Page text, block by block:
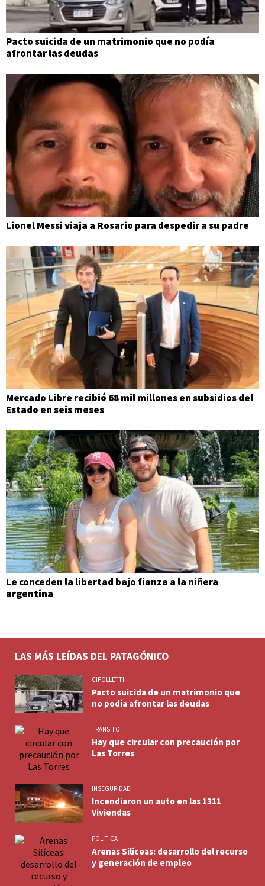
Pacto suicida de un matrimonio que no podía
afrontar las deudas
Lionel Messi viaja a Rosario para despedir a su padre
Mercado Libre recibió 68 mil millones en subsidios del
Estado en seis meses
Le conceden la libertad bajo fianza a la niñera
argentina
LAS MÁS LEÍDAS DEL PATAGÓNICO
CIPOLLETTI
Pacto suicida de un matrimonio que
no podía afrontar las deudas
TRANSITO
Hay que circular con precaución por
Las Torres
INSEGURIDAD
Incendiaron un auto en las 1311
Viviendas
POLITICA
Arenas Silíceas: desarrollo del recurso
y generación de empleo